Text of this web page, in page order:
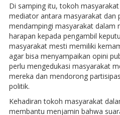
Di samping itu, tokoh
mediator antara masyarakat dan
mendampingi masyarakat dalam
harapan kepada pengambil
masyarakat mesti memiliki
agar bisa menyampaikan opini
perlu mengedukasi masyarakat
mereka dan mendorong
politik.
Kehadiran tokoh masyarakat
membantu menjamin bahwa